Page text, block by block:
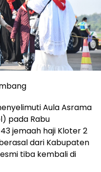
Aula Asrama
pada Rabu
jemaah haji Kloter 2
dari Kabupaten
tiba kembali di